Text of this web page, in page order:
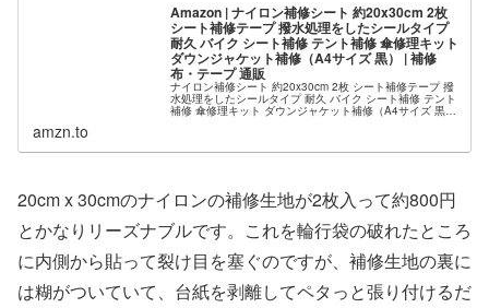
Amazon | ナイロン補修シート 約20x30cm 2枚
シート補修テープ 撥水処理をしたシールタイプ
耐久 バイク シート補修 テント補修 傘修理キット
ダウンジャケット補修（A4サイズ 黒） | 補修
布・テープ 通販
ナイロン補修シート 約20x30cm 2枚 シート補修テープ 撥
水処理をしたシールタイプ 耐久 バイク シート補修 テント
補修 傘修理キット ダウンジャケット補修（A4サイズ 黒）
ほかホビー, 手芸・画材, 裁縫材料, 補修布・テープが勢ぞ
amzn.to
20cm x 30cmのナイロンの補修生地が2枚入って約800円
とかなりリーズナブルです。これを輪行袋の破れたところ
に内側から貼って裂け目を塞ぐのですが、補修生地の裏に
は糊がついていて、台紙を剥離してペタっと張り付けるだ